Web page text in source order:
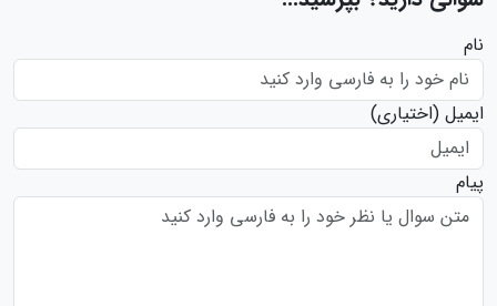
نام
ایمیل (اختیاری)
پیام